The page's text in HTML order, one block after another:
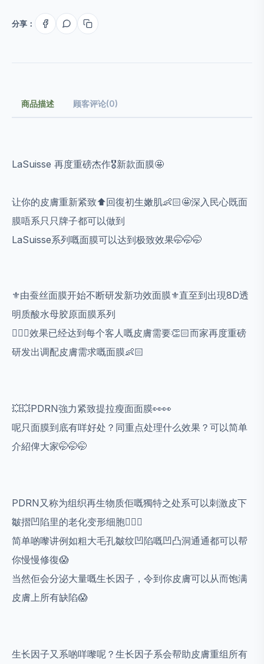
分享：
商品描述 顾客评论(0)
LaSuisse 再度重磅杰作🎖️新款面膜🤩
让你的皮膚重新紧致⬆️回復初生嫩肌👶🏻🤩深入民心既面
膜唔系只只牌子都可以做到
LaSuisse系列嘅面膜可以达到极致效果🤭🤭🤭
⚜️由蚕丝面膜开始不断研发新功效面膜⚜️直至到出現8D透
明质酸水母胶原面膜系列
💆🏻‍♀️效果已经达到每个客人嘅皮膚需要👏🏻而家再度重磅
研发出调配皮膚需求嘅面膜👶🏻
💥💥PDRN強力紧致提拉瘦面面膜👀👀
呢只面膜到底有咩好处？同重点处理什么效果？可以简单
介紹俾大家🤭🤭🤭
PDRN又称为组织再生物质佢嘅獨特之处系可以刺激皮下
皺摺凹陷里的老化变形细胞🧏🏼‍♀️
简单啲嚟讲例如粗大毛孔皺纹凹陷嘅凹凸洞通通都可以帮
你慢慢修復😱
当然佢会分泌大量嘅生长因子，令到你皮膚可以从而饱满
皮膚上所有缺陷😱
生长因子又系啲咩嚟呢？生长因子系会帮助皮膚重组所有